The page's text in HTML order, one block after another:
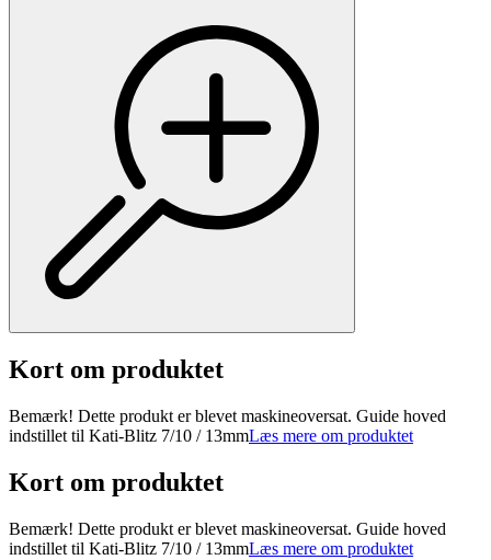
Kort om produktet
Bemærk! Dette produkt er blevet maskineoversat. Guide hoved
indstillet til Kati-Blitz 7/10 / 13mmLæs mere om produktet
Kort om produktet
Bemærk! Dette produkt er blevet maskineoversat. Guide hoved
indstillet til Kati-Blitz 7/10 / 13mmLæs mere om produktet